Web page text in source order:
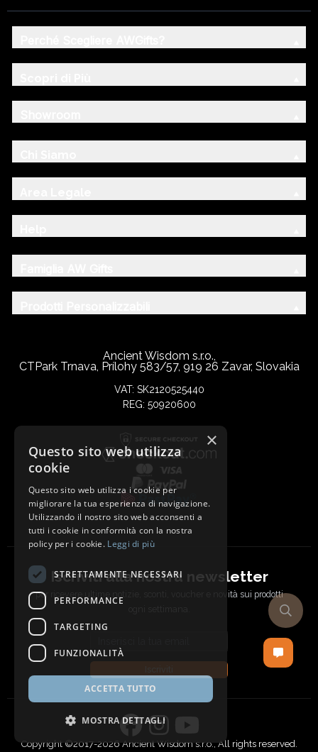
Ancient Wisdom s.r.o.,
CTPark Trnava, Prílohy 583/57, 919 26 Zavar, Slovakia
VAT: SK2120525440
REG: 50920600
Iscriviti alla nostra newsletter
per ricevere ultime notizie, sconti, voucher e novità sui prodotti
Copyright ©2017-2026 Ancient Wisdom s.r.o., All rights reserved.
×
Questo sito web utilizza
cookie
Questo sito web utilizza i cookie per
migliorare la tua esperienza di navigazione.
Utilizzando il nostro sito web acconsenti a
tutti i cookie in conformità con la nostra
policy per i cookie. Leggi di più
STRETTAMENTE NECESSARI
PERFORMANCE
TARGETING
FUNZIONALITÀ
ACCETTA TUTTO
MOSTRA DETTAGLI